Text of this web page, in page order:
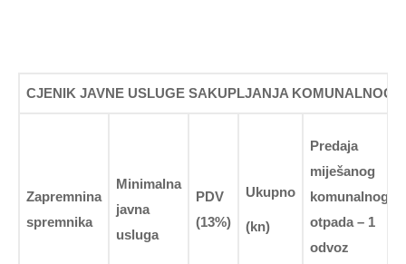
CJENIK JAVNE USLUGE SAKUPLJANJA KOMUNALNOG
Zapremnina
spremnika
Minimalna
javna
usluga
PDV
(13%)
Ukupno
(kn)
Predaja
miješanog
komunalnog
otpada – 1
odvoz